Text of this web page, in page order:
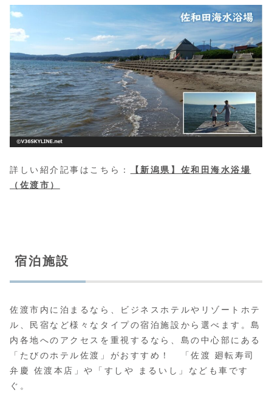
詳しい紹介記事はこちら：
【新潟県】佐和田海水浴場
（佐渡市）
宿泊施設
佐渡市内に泊まるなら、ビジネスホテルやリゾートホテ
ル、民宿など様々なタイプの宿泊施設から選べます。島
内各地へのアクセスを重視するなら、島の中心部にある
「たびのホテル佐渡」がおすすめ！ 「佐渡 廻転寿司
弁慶 佐渡本店」や「すしや まるいし」なども車です
ぐ。